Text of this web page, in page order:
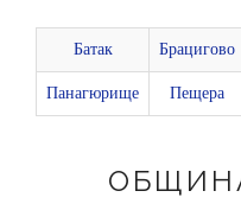
Батак Брацигово
Панагюрище Пещера